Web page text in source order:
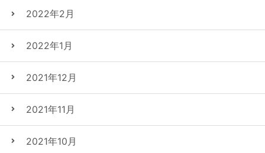
2022年2月
2022年1月
2021年12月
2021年11月
2021年10月